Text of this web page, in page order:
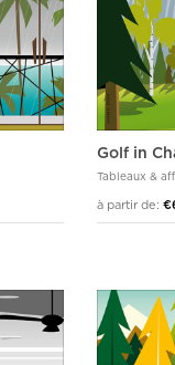
Golf in
Tableaux &
à partir de: